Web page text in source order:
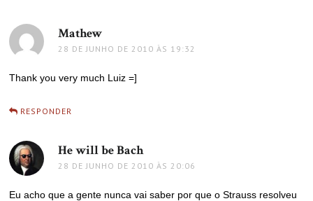
Mathew
28 DE JUNHO DE 2010 ÀS 19:32
Thank you very much Luiz =]
RESPONDER
He will be Bachdisse:
28 DE JUNHO DE 2010 ÀS 20:06
Eu acho que a gente nunca vai saber por que o Strauss resolveu